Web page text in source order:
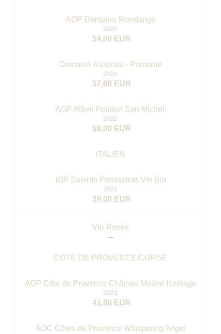
AOP Domaine Mondange
2022
54,00 EUR
Domaine Alzipratu - Pumonte
2021
57,00 EUR
AOP Alfieri Polidori San Micheli
2022
58,00 EUR
ITALIEN
IGP Salento Primissimo Vin Bio
2021
39,00 EUR
Vin Rosés
COTE DE PROVENCE/CORSE
AOP Côte de Provence Château Maime Heritage
2023
41,00 EUR
AOC Côtes de Provence Whispering Angel